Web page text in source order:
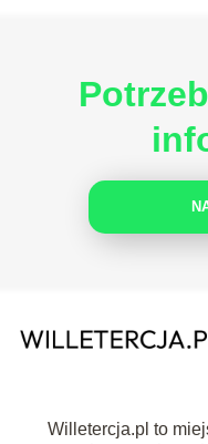
Willetercja.pl to